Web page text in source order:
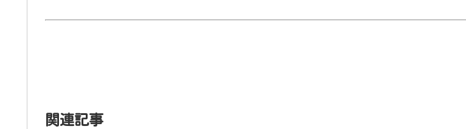
関連記事